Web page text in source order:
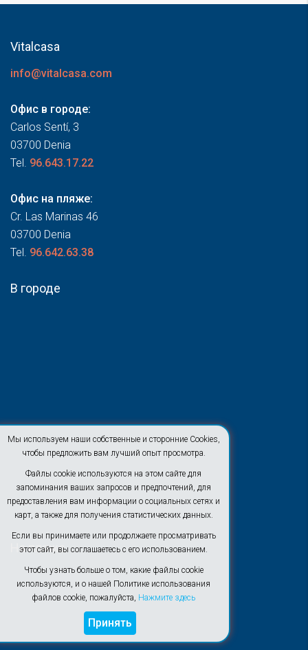
Мы используем наши собственные и сторонние Cookies,
чтобы предложить вам лучший опыт просмотра.
Файлы cookie используются на этом сайте для
запоминания ваших запросов и предпочтений, для
предоставления вам информации о социальных сетях и
карт, а также для получения статистических данных.
Если вы принимаете или продолжаете просматривать
этот сайт, вы соглашаетесь с его использованием.
Чтобы узнать больше о том, какие файлы cookie
используются, и о нашей Политике использования
файлов cookie, пожалуйста, Нажмите здесь
Принять
Vitalcasa
info@vitalcasa.com
Офис в городе:
Carlos Sentí, 3
03700 Denia
Tel. 96.643.17.22
Офис на пляже:
Cr. Las Marinas 46
03700 Denia
Tel. 96.642.63.38
В городе
На пляже